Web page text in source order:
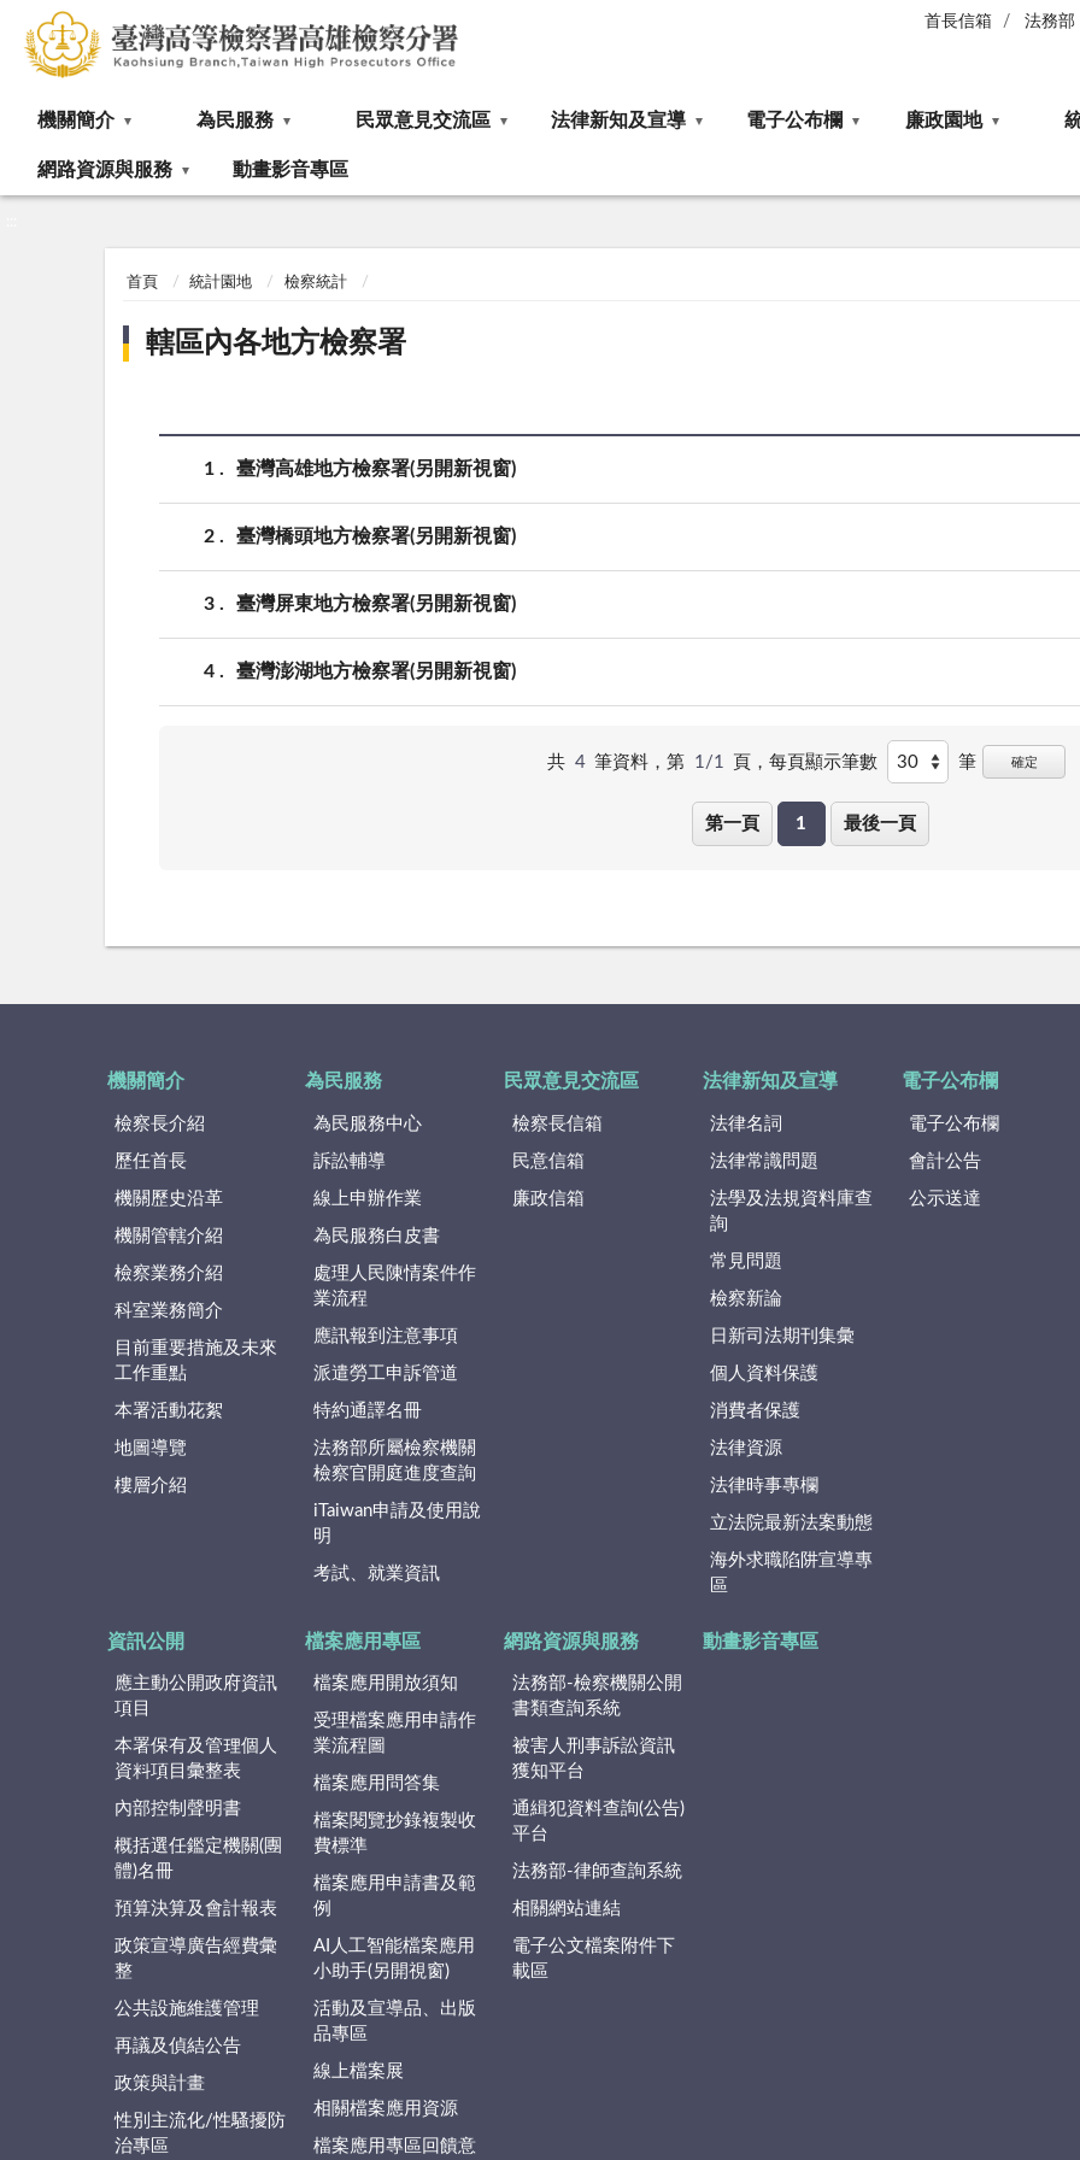
首長信箱 法務部
機關簡介 為民服務 民眾意見交流區 法律新知及宣導 電子公布欄 廉政園地
網路資源與服務 動畫影音專區
首頁 統計園地 檢察統計
轄區內各地方檢察署
1 臺灣高雄地方檢察署(另開新視窗)
2 臺灣橋頭地方檢察署(另開新視窗)
3 臺灣屏東地方檢察署(另開新視窗)
4 臺灣澎湖地方檢察署(另開新視窗)
共 4 筆資料，第 1/1 頁，每頁顯示筆數 筆 確定
第一頁 1 最後一頁
機關簡介
檢察長介紹
歷任首長
機關歷史沿革
機關管轄介紹
檢察業務介紹
科室業務簡介
目前重要措施及未來
工作重點
本署活動花絮
地圖導覽
樓層介紹
為民服務
為民服務中心
訴訟輔導
線上申辦作業
為民服務白皮書
處理人民陳情案件作
業流程
應訊報到注意事項
派遣勞工申訴管道
特約通譯名冊
法務部所屬檢察機關
檢察官開庭進度查詢
iTaiwan申請及使用說
明
考試、就業資訊
民眾意見交流區
檢察長信箱
民意信箱
廉政信箱
法律新知及宣導
法律名詞
法律常識問題
法學及法規資料庫查
詢
常見問題
檢察新論
日新司法期刊集彙
個人資料保護
消費者保護
法律資源
法律時事專欄
立法院最新法案動態
海外求職陷阱宣導專
區
電子公布欄
電子公布欄
會計公告
公示送達
資訊公開
應主動公開政府資訊
項目
本署保有及管理個人
資料項目彙整表
內部控制聲明書
概括選任鑑定機關(團
體)名冊
預算決算及會計報表
政策宣導廣告經費彙
整
公共設施維護管理
再議及偵結公告
政策與計畫
性別主流化/性騷擾防
治專區
檔案應用專區
檔案應用開放須知
受理檔案應用申請作
業流程圖
檔案應用問答集
檔案閱覽抄錄複製收
費標準
檔案應用申請書及範
例
AI人工智能檔案應用
小助手(另開視窗)
活動及宣導品、出版
品專區
線上檔案展
相關檔案應用資源
檔案應用專區回饋意
網路資源與服務
法務部-檢察機關公開
書類查詢系統
被害人刑事訴訟資訊
獲知平台
通緝犯資料查詢(公告)
平台
法務部-律師查詢系統
相關網站連結
電子公文檔案附件下
載區
動畫影音專區